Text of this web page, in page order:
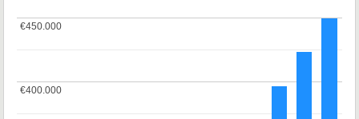
€400.000
€400.000
€450.000
€450.000